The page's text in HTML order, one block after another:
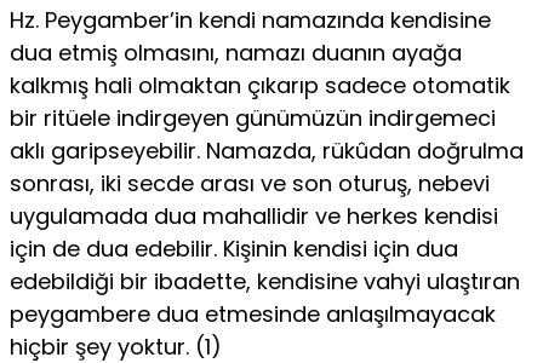
Hz. Peygamber’in kendi namazında kendisine
dua etmiş olmasını, namazı duanın ayağa
kalkmış hali olmaktan çıkarıp sadece otomatik
bir ritüele indirgeyen günümüzün indirgemeci
aklı garipseyebilir. Namazda, rükûdan doğrulma
sonrası, iki secde arası ve son oturuş, nebevi
uygulamada dua mahallidir ve herkes kendisi
için de dua edebilir. Kişinin kendisi için dua
edebildiği bir ibadette, kendisine vahyi ulaştıran
peygambere dua etmesinde anlaşılmayacak
hiçbir şey yoktur. (1)